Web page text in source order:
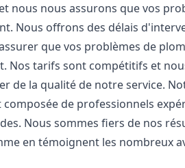
nous nous assurons que vos
Nous offrons des délais
que vos problèmes de
Nos tarifs sont compétitifs et
de la qualité de notre service.
composée de professionnels
Nous sommes fiers de nos
en témoignent les nombreux